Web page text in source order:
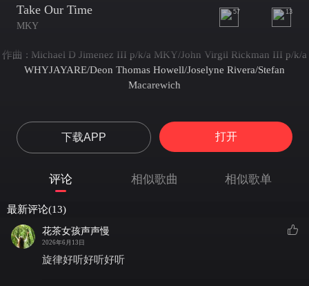
Take Our Time
MKY
57 13
作曲 : Michael D Jimenez III p/k/a MKY/John Virgil Rickman III p/k/a
WHYJAYARE/Deon Thomas Howell/Joselyne Rivera/Stefan
Macarewich
下载APP 打开
评论 相似歌曲 相似歌单
最新评论(13)
花茶女孩声声慢
2026年6月13日
旋律好听好听好听